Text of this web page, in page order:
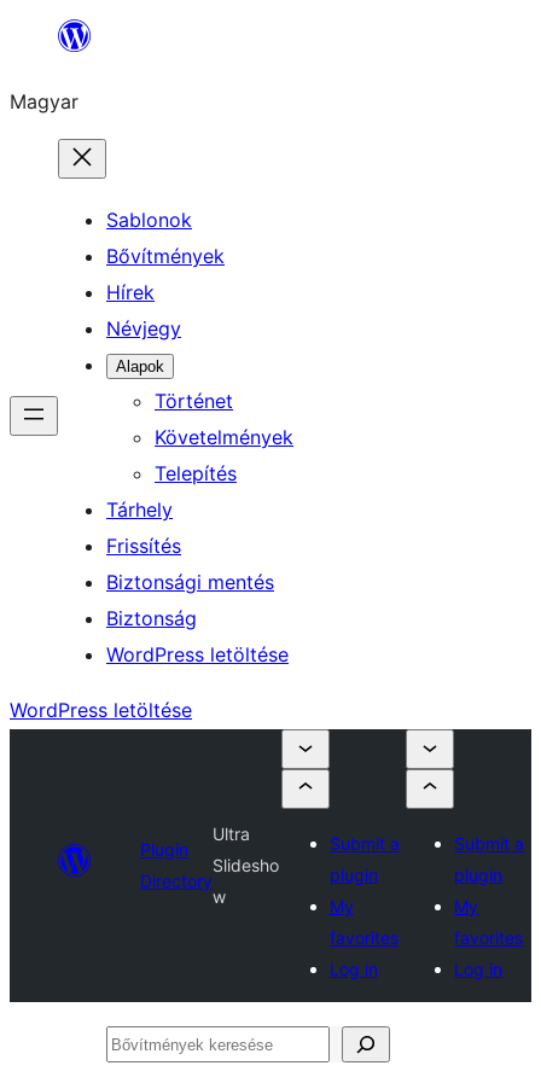
Ugrás
tartalomhoz
Magyar
Sablonok
Bővítmények
Hírek
Névjegy
Alapok
Történet
Követelmények
Telepítés
Tárhely
Frissítés
Biztonsági mentés
Biztonság
WordPress letöltése
WordPress letöltése
Plugin
Directory
Ultra
Slidesho
w
Submit a
plugin
My
favorites
Log in
Submit a
plugin
My
favorites
Log in
Bővítmények